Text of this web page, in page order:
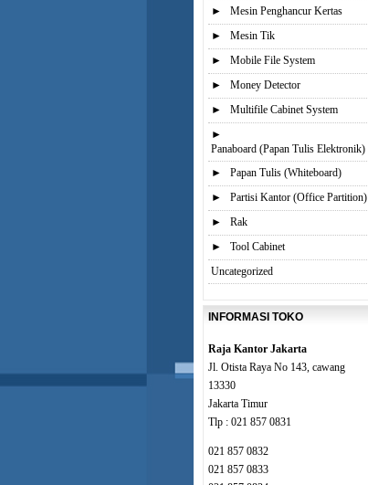
►
Mesin Penghancur Kertas
►
Mesin Tik
►
Mobile File System
►
Money Detector
►
Multifile Cabinet System
►
Panaboard (Papan Tulis Elektronik)
►
Papan Tulis (Whiteboard)
►
Partisi Kantor (Office Partition)
►
Rak
►
Tool Cabinet
Uncategorized
INFORMASI TOKO
Raja Kantor Jakarta
Jl. Otista Raya No 143, cawang
13330
Jakarta Timur
Tlp : 021 857 0831
021 857 0832
021 857 0833